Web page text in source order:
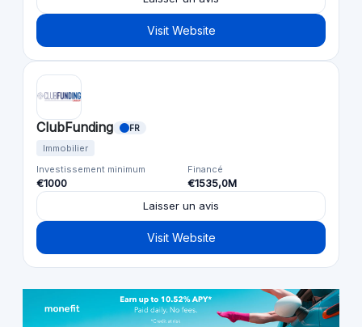
Visit Website
ClubFunding FR
Immobilier
Investissement minimum
€1000
Financé
€1535,0M
Laisser un avis
Visit Website